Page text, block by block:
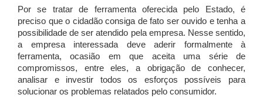
Por se tratar de ferramenta oferecida pelo Estado, é
preciso que o cidadão consiga de fato ser ouvido e tenha a
possibilidade de ser atendido pela empresa. Nesse sentido,
a empresa interessada deve aderir formalmente à
ferramenta, ocasião em que aceita uma série de
compromissos, entre eles, a obrigação de conhecer,
analisar e investir todos os esforços possíveis para
solucionar os problemas relatados pelo consumidor.